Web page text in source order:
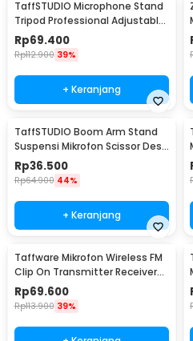
TaffSTUDIO Microphone Stand
Tripod Professional Adjustable
2 Holder - NB-107
Rp69.400
Rp112.900 39%
+ Keranjang
TaffSTUDIO Boom Arm Stand
Suspensi Mikrofon Scissor Desk
Clamp - NB-35
Rp36.500
Rp64.900 44%
+ Keranjang
Taffware Mikrofon Wireless FM
Clip On Transmitter Receiver
Jack 6.3mm - WR-601
Rp69.600
Rp113.900 39%